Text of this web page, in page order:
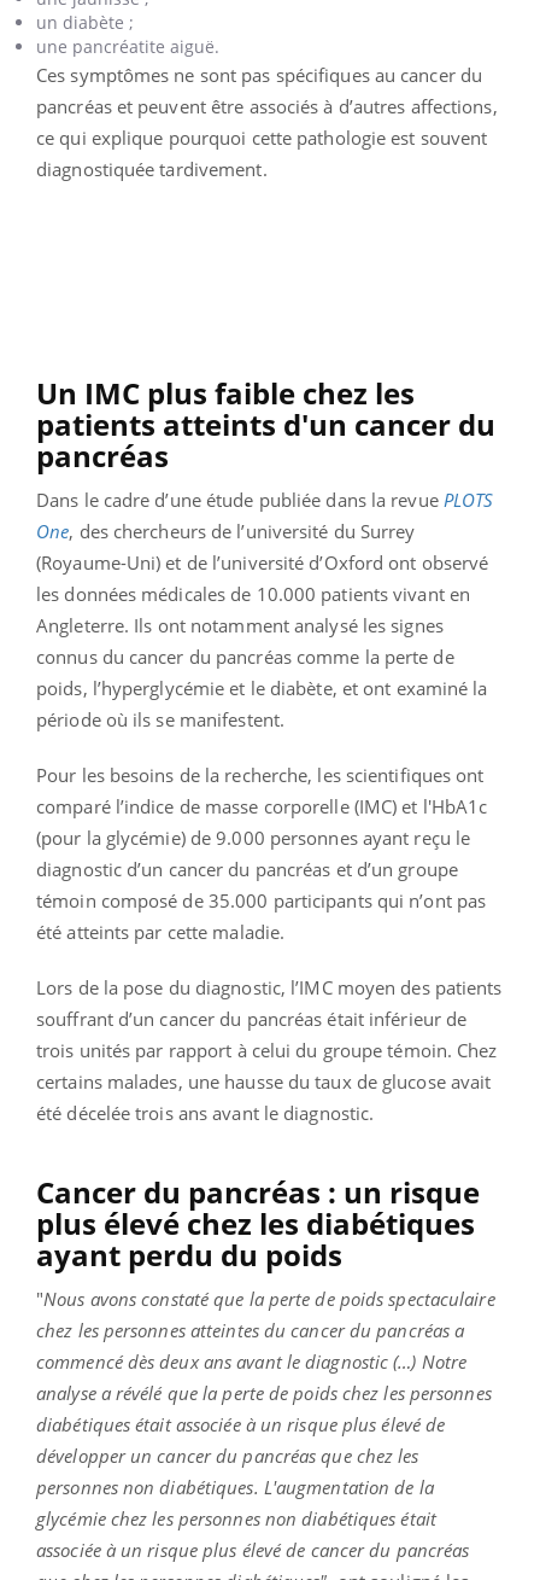
un diabète ;
une pancréatite aiguë.
Ces symptômes ne sont pas spécifiques au cancer du
pancréas et peuvent être associés à d’autres affections,
ce qui explique pourquoi cette pathologie est souvent
diagnostiquée tardivement.
Un IMC plus faible chez les
patients atteints d'un cancer du
pancréas
Dans le cadre d’une étude publiée dans la revue PLOTS
One, des chercheurs de l’université du Surrey
(Royaume-Uni) et de l’université d’Oxford ont observé
les données médicales de 10.000 patients vivant en
Angleterre. Ils ont notamment analysé les signes
connus du cancer du pancréas comme la perte de
poids, l’hyperglycémie et le diabète, et ont examiné la
période où ils se manifestent.
Pour les besoins de la recherche, les scientifiques ont
comparé l’indice de masse corporelle (IMC) et l'HbA1c
(pour la glycémie) de 9.000 personnes ayant reçu le
diagnostic d’un cancer du pancréas et d’un groupe
témoin composé de 35.000 participants qui n’ont pas
été atteints par cette maladie.
Lors de la pose du diagnostic, l’IMC moyen des patients
souffrant d’un cancer du pancréas était inférieur de
trois unités par rapport à celui du groupe témoin. Chez
certains malades, une hausse du taux de glucose avait
été décelée trois ans avant le diagnostic.
Cancer du pancréas : un risque
plus élevé chez les diabétiques
ayant perdu du poids
"Nous avons constaté que la perte de poids spectaculaire
chez les personnes atteintes du cancer du pancréas a
commencé dès deux ans avant le diagnostic (…) Notre
analyse a révélé que la perte de poids chez les personnes
diabétiques était associée à un risque plus élevé de
développer un cancer du pancréas que chez les
personnes non diabétiques. L'augmentation de la
glycémie chez les personnes non diabétiques était
associée à un risque plus élevé de cancer du pancréas